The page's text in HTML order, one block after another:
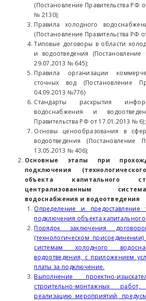
(Постановление Правительства РФ
№ 2130);
Правила холодного
(Постановление Правительства РФ
Типовые договоры в области
и водоотведения (Постановление
29.07.2013 № 645);
Правила организации
сточных вод (Постановление
04.09.2013 №776)
Стандарты раскрытия
водоснабжения и
Правительства РФ от 17.01.2013 № 6);
Основы ценообразования в
водоотведения (Постановление
13.05.2013 № 406);
Основные этапы при
подключения
объекта капитального
централизованным
водоснабжения и водоотведения
Определение и предоставление
подключения объекта капитального
Порядок заключения
(технологическом
системам холодного
водоотведения, с приложением
платы за подключение.
Выполнение проектно-
строительно-монтажных
реализацию мероприятий,